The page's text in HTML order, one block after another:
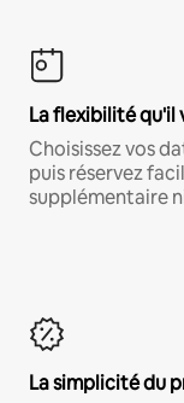
La flexibilité qu'il
Choisissez vos
puis réservez
supplémentaire
La simplicité du